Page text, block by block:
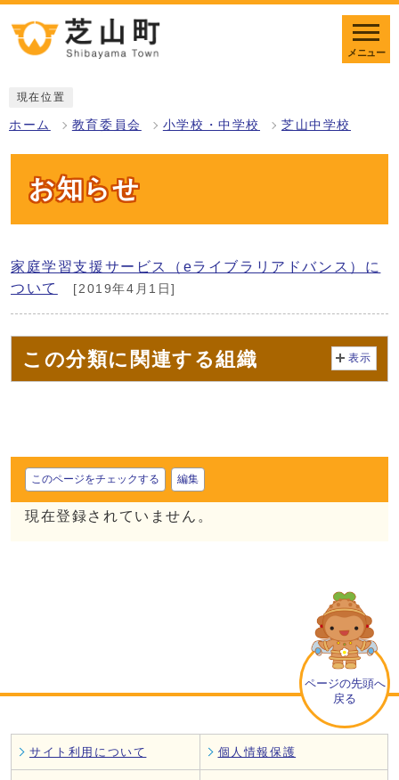
メニュー
現在位置
ホーム 教育委員会 小学校・中学校 芝山中学校
お知らせ
家庭学習支援サービス（eライブラリアドバンス）に
ついて
[2019年4月1日]
この分類に関連する組織 表示
このページをチェックする 編集
現在登録されていません。
ページの先頭へ
戻る
サイト利用について 個人情報保護